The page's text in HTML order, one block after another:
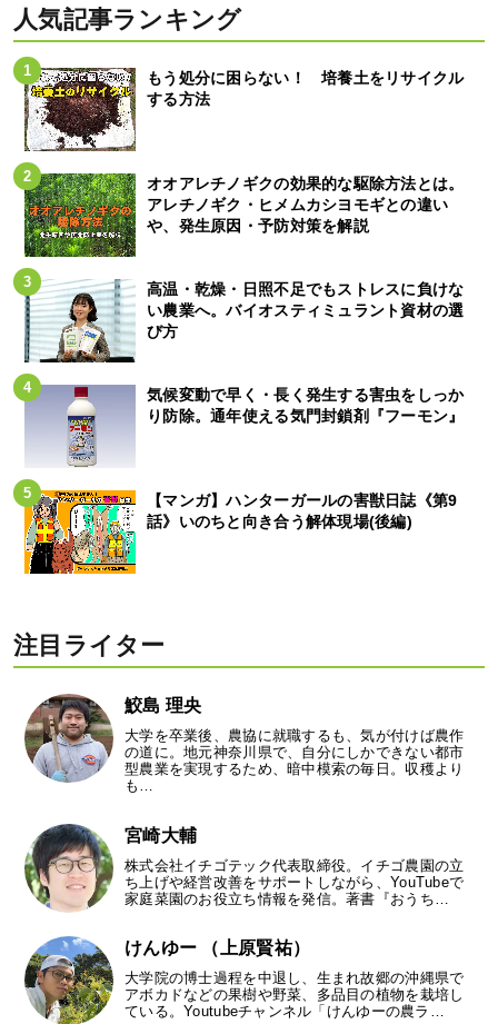
人気記事ランキング
もう処分に困らない！ 培養土をリサイクル
する方法
オオアレチノギクの効果的な駆除方法とは。
アレチノギク・ヒメムカシヨモギとの違い
や、発生原因・予防対策を解説
高温・乾燥・日照不足でもストレスに負けな
い農業へ。バイオスティミュラント資材の選
び方
気候変動で早く・長く発生する害虫をしっか
り防除。通年使える気門封鎖剤『フーモン』
【マンガ】ハンターガールの害獣日誌《第9
話》いのちと向き合う解体現場(後編)
注目ライター
鮫島 理央
大学を卒業後、農協に就職するも、気が付けば農作
の道に。地元神奈川県で、自分にしかできない都市
型農業を実現するため、暗中模索の毎日。収穫より
も…
宮崎大輔
株式会社イチゴテック代表取締役。イチゴ農園の立
ち上げや経営改善をサポートしながら、YouTubeで
家庭菜園のお役立ち情報を発信。著書『おうち…
けんゆー （上原賢祐）
大学院の博士過程を中退し、生まれ故郷の沖縄県で
アボカドなどの果樹や野菜、多品目の植物を栽培し
ている。Youtubeチャンネル「けんゆーの農ラ…